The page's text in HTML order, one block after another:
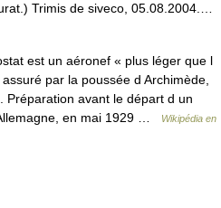
Trimis de siveco, 05.08.2004.…
est un aéronef « plus léger que l
par la poussée d Archimède,
Préparation avant le départ d un
en mai 1929 …
Wikipédia en